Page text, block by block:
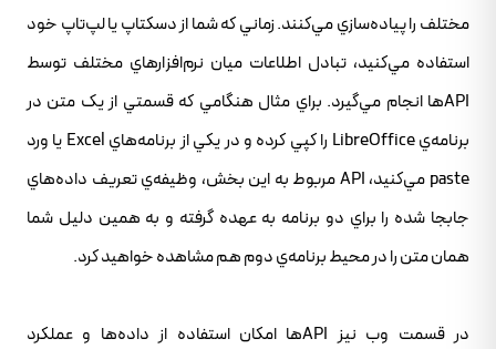
مختلف را پياده‌سازي مي‌کنند. زماني که شما از دسکتاپ يا لپ‌تاپ خود
استفاده مي‌کنيد، تبادل اطلاعات ميان نرم‌افزارهاي مختلف توسط
APIها انجام مي‌گيرد. براي مثال هنگامي که قسمتي از يک متن در
برنامه‌ي LibreOffice را کپي کرده و در يکي از برنامه‌هاي Excel يا ورد
paste مي‌کنيد، API مربوط به اين بخش، وظيفه‌ي تعريف داده‌هاي
جابجا شده را براي دو برنامه به عهده گرفته و به همين دليل شما
همان متن را در محيط برنامه‌ي دوم هم مشاهده خواهيد کرد.
در قسمت وب نيز APIها امکان استفاده از داده‌ها و عملکرد